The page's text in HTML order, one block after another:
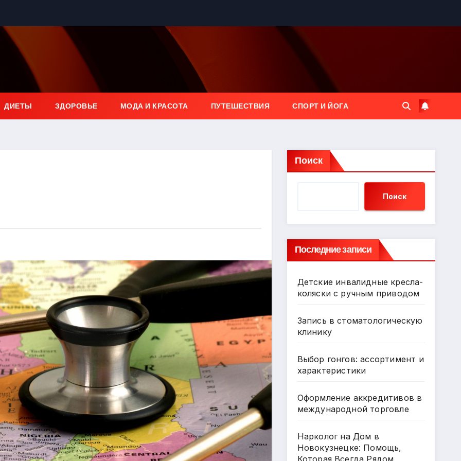
ДИЕТЫ ЗДОРОВЬЕ МОДА И КРАСОТА ПУТЕШЕСТВИЯ СПОРТ И ЙОГА
Поиск
Поиск
Последние записи
Детские инвалидные кресла-
коляски с ручным приводом
Запись в стоматологическую
клинику
Выбор гонгов: ассортимент и
характеристики
Оформление аккредитивов в
международной торговле
Нарколог на Дом в
Новокузнецке: Помощь,
Которая Всегда Рядом